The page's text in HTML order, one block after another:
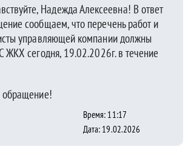
Надежда Алексеевна! В ответ
сообщаем, что перечень работ и
управляющей компании должны
ЖКХ сегодня, 19.02.2026г. в течение
обращение!
Время: 11:17
Дата: 19.02.2026